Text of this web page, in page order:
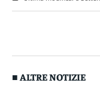
■ ALTRE NOTIZIE